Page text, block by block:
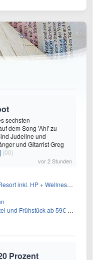
sechsten
dem Song 'Ahí' zu
Judeline und
und Gitarrist Greg
(00)
vor 2 Stunden
+ Wellness ab 174€ p.P.
Frühstück ab 59€ p.P.
Prozent